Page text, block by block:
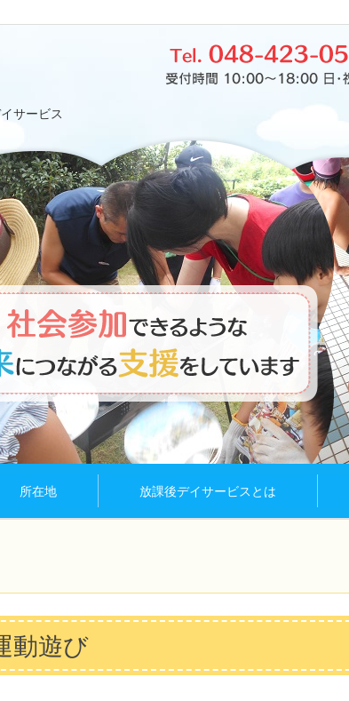
サービス
所在地 放課後デイサービスとは
動遊び